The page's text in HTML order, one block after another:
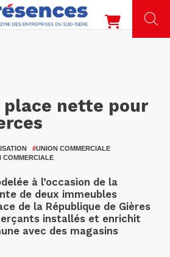
nette pour
#UNION COMMERCIALE
COMMERCIALE
à l’occasion de la
de deux immeubles
de la République de Gières
installés et enrichit
avec des magasins